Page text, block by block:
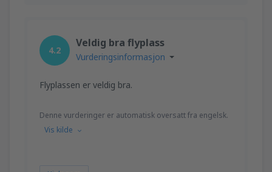
4.2
Veldig bra flyplass
Vurderingsinformasjon
Flyplassen er veldig bra.
Denne vurderinger er automatisk oversatt fra engelsk.
Vis kilde